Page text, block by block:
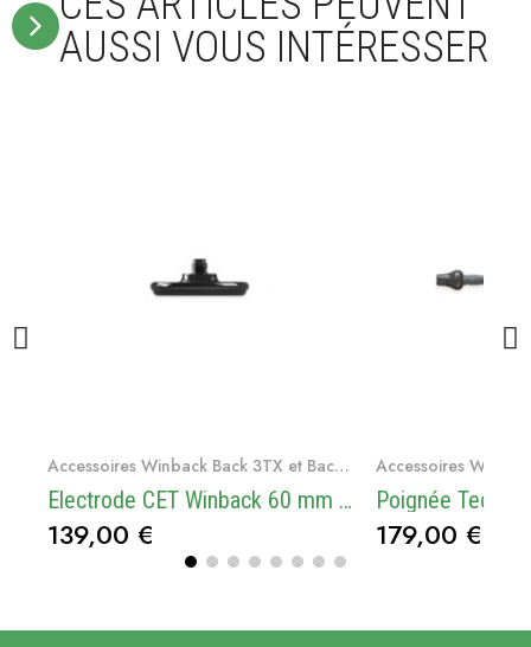
AUSSI VOUS INTÉRESSER
Voir le produit Accessoires Winback Back 3TX et Back 4
Electrode CET Winback 60 mm - pour Back 4 et Back 3TX
139,00 €
Voir
179,00 €